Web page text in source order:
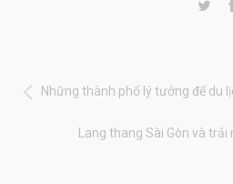
Những thành phố lý tưởng để du
Lang thang Sài Gòn và